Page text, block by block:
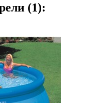
(1):